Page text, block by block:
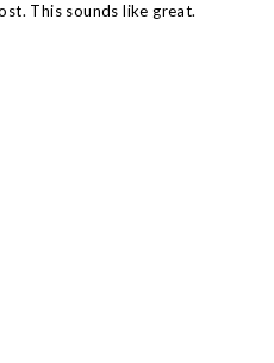
This sounds like great.